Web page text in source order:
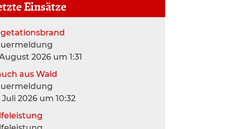
Einsätze
2026 um 1:31
aus Wald
Juli 2026 um 10:32